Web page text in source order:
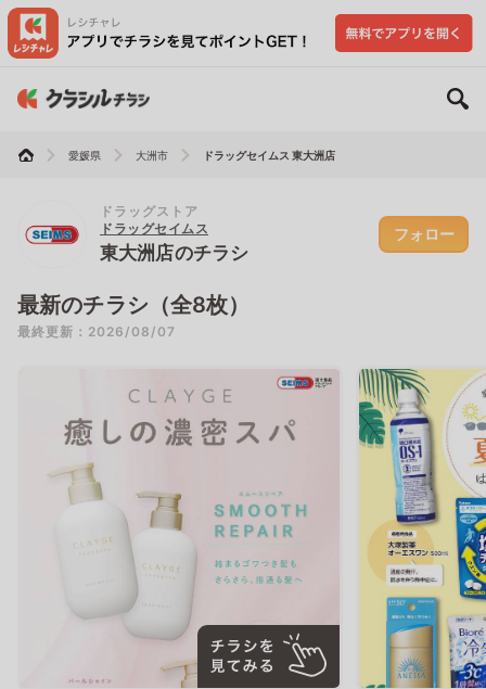
愛媛県 大洲市 ドラッグセイムス 東大洲店
ドラッグストア
ドラッグセイムス
東大洲店のチラシ
フォロー
最新のチラシ（全8枚）
最終更新：2026/08/07